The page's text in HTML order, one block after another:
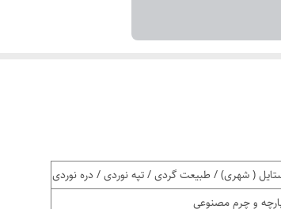
( شهری) / طبیعت گردی / تپه نوردی / دره نوردی